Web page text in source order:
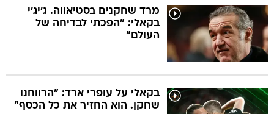
מרד שחקנים בסטיאווה. ג'יג'י
בקאלי: "הפכתי לבדיחה של
העולם"
בקאלי על עופרי ארד: "הרווחנו
שחקן. הוא החזיר את כל הכסף"